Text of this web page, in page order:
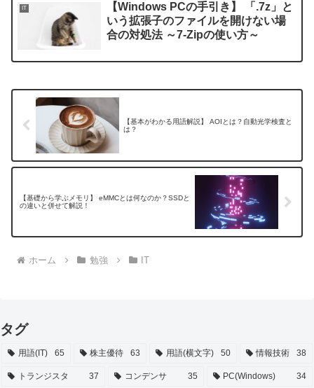
IT
【Windows PCの手引き】 「.7z」と
いう拡張子のファイルを開けない場
合の対処法 ～7-Zipの使い方～
【基本がわかる用語解説】 AOIとは？自動光学検査と
は？
【基礎から学ぶメモリ】 eMMCとは何なのか？SSDと
の違いと併せて解説！
ホーム 勉強 IT
タグ
用語(IT) 65 株主優待 63 用語(横文字) 50 情報技術 38
トランジスタ 37 コンデンサ 35 PC(Windows) 34